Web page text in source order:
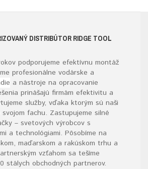
DISTRIBÚTOR RIDGE TOOL
podporujeme efektívnu montáž
profesionálne vodárske a
a nástroje na opracovanie
prinášajú firmám efektivitu a
služby, vďaka ktorým sú naši
fachu. Zastupujeme silné
– svetových výrobcov s
a technológiami. Pôsobíme na
maďarskom a rakúskom trhu a
vzťahom sa tešíme
stálych obchodných partnerov.